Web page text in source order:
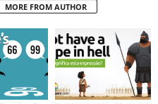
MORE FROM AUTHOR